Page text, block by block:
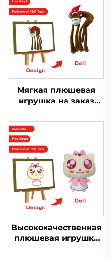
Мягкая плюшевая
игрушка на заказ
обезьяна смешная
стежковая маленькая
плюшевая игрушка
Высококачественная
плюшевая игрушка